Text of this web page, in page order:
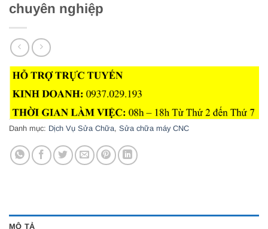
chuyên nghiệp
Danh mục: Dịch Vụ Sửa Chữa, Sửa chữa máy CNC
MÔ TẢ